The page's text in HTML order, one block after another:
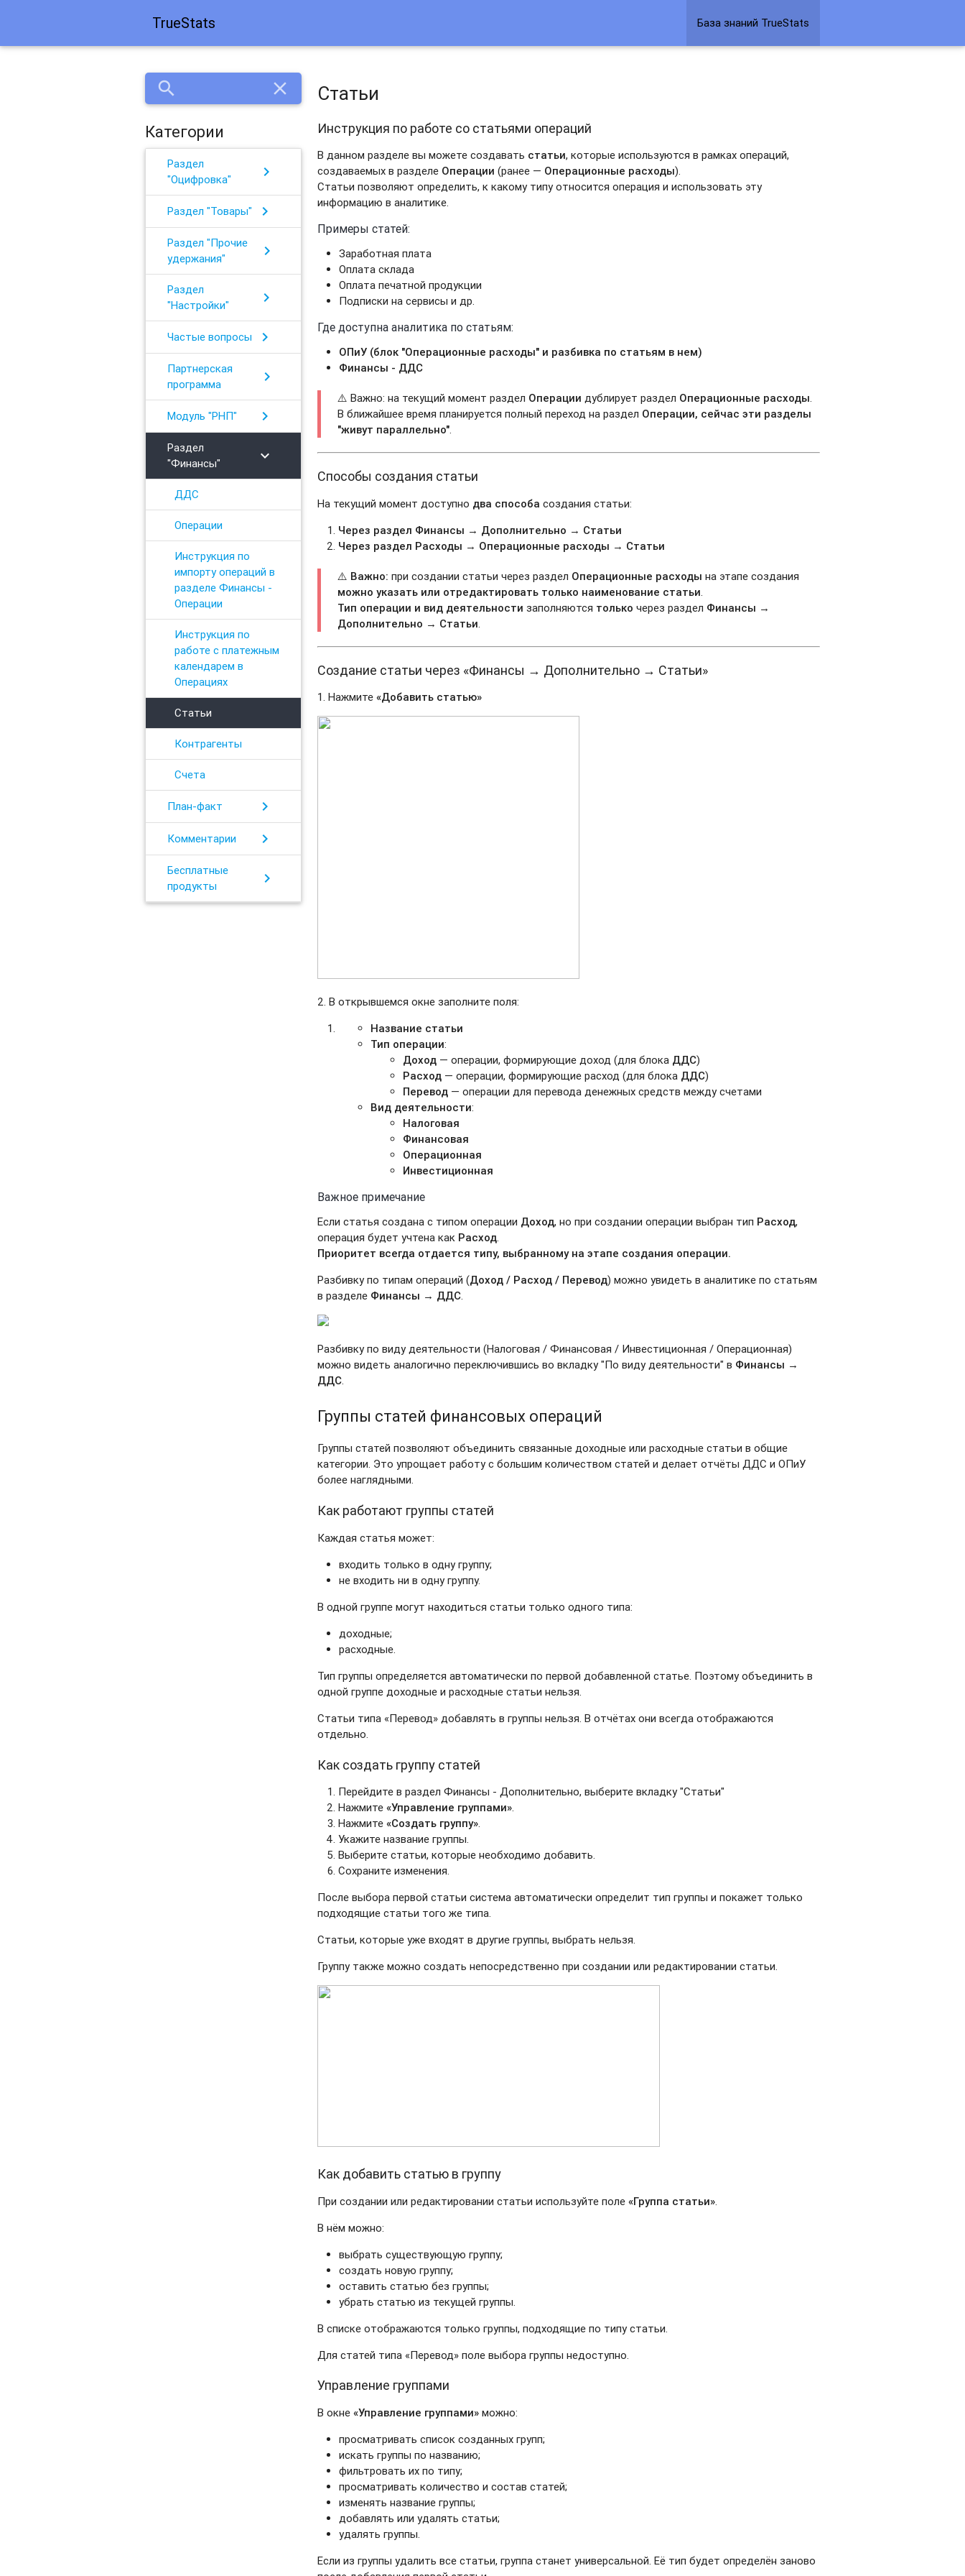
TrueStats База знаний TrueStats
search close
Категории
Раздел
"Оцифровка"
chevron_right
Раздел "Товары" chevron_right
Раздел "Прочие
удержания"
chevron_right
Раздел
"Настройки"
chevron_right
Частые вопросы chevron_right
Партнерская
программа
chevron_right
Модуль "РНП" chevron_right
Раздел
"Финансы"
chevron_right
ДДС
Операции
Инструкция по
импорту операций в
разделе Финансы -
Операции
Инструкция по
работе с платежным
календарем в
Операциях
Статьи
Контрагенты
Счета
План-факт chevron_right
Комментарии chevron_right
Бесплатные
продукты
chevron_right
Статьи
Инструкция по работе со статьями операций
В данном разделе вы можете создавать статьи, которые используются в рамках операций,
создаваемых в разделе Операции (ранее — Операционные расходы).
Статьи позволяют определить, к какому типу относится операция и использовать эту
информацию в аналитике.
Примеры статей:
Заработная плата
Оплата склада
Оплата печатной продукции
Подписки на сервисы и др.
Где доступна аналитика по статьям:
ОПиУ (блок "Операционные расходы" и разбивка по статьям в нем)
Финансы - ДДС
⚠️ Важно: на текущий момент раздел Операции дублирует раздел Операционные расходы.
В ближайшее время планируется полный переход на раздел Операции, сейчас эти разделы
"живут параллельно".
Способы создания статьи
На текущий момент доступно два способа создания статьи:
Через раздел Финансы → Дополнительно → Статьи
Через раздел Расходы → Операционные расходы → Статьи
⚠️ Важно: при создании статьи через раздел Операционные расходы на этапе создания
можно указать или отредактировать только наименование статьи
Тип операции и вид деятельности заполняются только через раздел Финансы →
Дополнительно → Статьи
Создание статьи через «Финансы → Дополнительно → Статьи»
1. Нажмите«Добавить статью»
2. В открывшемся окне заполните поля:
Название статьи
Тип операции:
Доход — операции, формирующие доход (для блока ДДС)
Расход — операции, формирующие расход (для блока ДДС)
Перевод — операции для перевода денежных средств между счетами
Вид деятельности:
Налоговая
Финансовая
Операционная
Инвестиционная
Важное примечание
Если статья создана с типом операции Доход, но при создании операции выбран тип Расход,
операция будет учтена как Расход.
Приоритет всегда отдается типу, выбранному на этапе создания операции.
Разбивку по типам операций (Доход / Расход / Перевод) можно увидеть в аналитике по статьям
в разделе Финансы → ДДС.
Разбивку по виду деятельности (Налоговая / Финансовая / Инвестиционная / Операционная)
можно видеть аналогично переключившись во вкладку "По виду деятельности" в Финансы →
ДДС.
Группы статей финансовых операций
Группы статей позволяют объединить связанные доходные или расходные статьи в общие
категории. Это упрощает работу с большим количеством статей и делает отчёты ДДС и ОПиУ
более наглядными.
Как работают группы статей
Каждая статья может:
входить только в одну группу;
не входить ни в одну группу.
В одной группе могут находиться статьи только одного типа:
доходные;
расходные.
Тип группы определяется автоматически по первой добавленной статье. Поэтому объединить в
одной группе доходные и расходные статьи нельзя.
Статьи типа «Перевод» добавлять в группы нельзя. В отчётах они всегда отображаются
отдельно.
Как создать группу статей
Перейдите в раздел Финансы - Дополнительно, выберите вкладку "Статьи"
Нажмите«Управление группами».
Нажмите«Создать группу».
Укажите название группы.
Выберите статьи, которые необходимо добавить.
Сохраните изменения.
После выбора первой статьи система автоматически определит тип группы и покажет только
подходящие статьи того же типа.
Статьи, которые уже входят в другие группы, выбрать нельзя.
Группу также можно создать непосредственно при создании или редактировании статьи.
Как добавить статью в группу
При создании или редактировании статьи используйте поле«Группа статьи»
В нём можно:
выбрать существующую группу;
создать новую группу;
оставить статью без группы;
убрать статью из текущей группы.
В списке отображаются только группы, подходящие по типу статьи.
Для статей типа «Перевод» поле выбора группы недоступно.
Управление группами
В окне«Управление группами» можно:
просматривать список созданных групп;
искать группы по названию;
фильтровать их по типу;
просматривать количество и состав статей;
изменять название группы;
добавлять или удалять статьи;
удалять группы.
Если из группы удалить все статьи, группа станет универсальной. Её тип будет определён заново